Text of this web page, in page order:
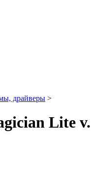
драйверы >
Lite